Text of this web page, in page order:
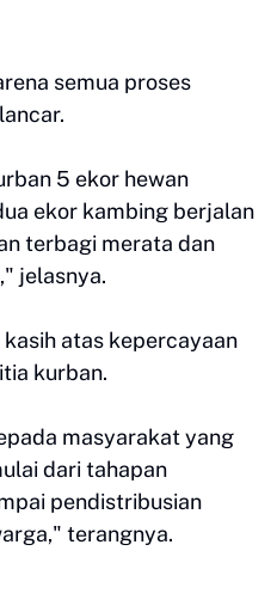
semua proses
5 ekor hewan
ekor kambing berjalan
terbagi merata dan
jelasnya.
atas kepercayaan
kurban.
masyarakat yang
dari tahapan
pendistribusian
terangnya.